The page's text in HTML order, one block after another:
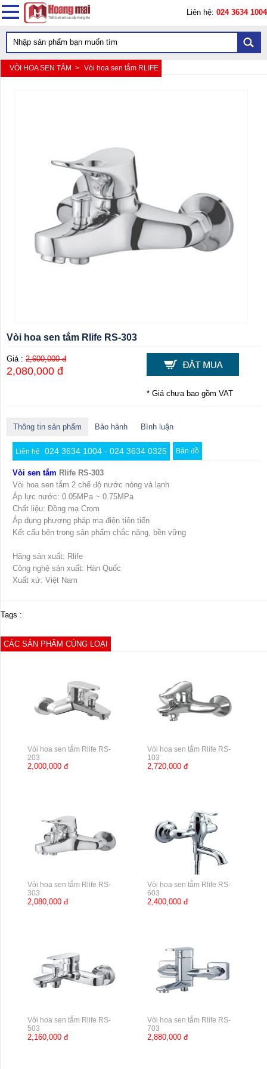
Liên hệ: 024 3634 1004
VÒI HOA SEN TẮM > Vòi hoa sen tắm RLIFE
Vòi hoa sen tắm Rlife RS-303
Giá : 2,600,000 đ
2,080,000 đ
* Giá chưa bao gồm VAT
Thông tin sản phẩm Bảo hành Bình luận
Liên hệ 024 3634 1004 - 024 3634 0325 Bản đồ
Vòi sen tắm Rlife RS-303
Vòi hoa sen tắm 2 chế độ nước nóng và lạnh
Áp lực nước: 0.05MPa ~ 0.75MPa
Chất liệu: Đồng mạ Crom
Áp dụng phương pháp mạ điện tiên tiến
Kết cấu bên trong sản phẩm chắc nặng, bền vững
Hãng sản xuất: Rlife
Công nghệ sản xuất: Hàn Quốc
Xuất xứ: Việt Nam
Tags :
CÁC SẢN PHẨM CÙNG LOẠI
Vòi hoa sen tắm Rlife RS-
203
2,000,000 đ
Vòi hoa sen tắm Rlife RS-
103
2,720,000 đ
Vòi hoa sen tắm Rlife RS-
303
2,080,000 đ
Vòi hoa sen tắm Rlife RS-
603
2,400,000 đ
Vòi hoa sen tắm Rlife RS-
503
2,160,000 đ
Vòi hoa sen tắm Rlife RS-
703
2,880,000 đ